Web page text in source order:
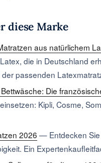
diese Marke
aus natürlichem
die in Deutschland
passenden
Die
Kipli, Cosme,
2026 — Entdecken
Ein